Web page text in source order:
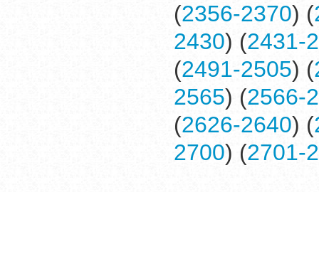
(2356-2370) (
2430) (2431-
(2491-2505) (
2565) (2566-
(2626-2640) (
2700) (2701-